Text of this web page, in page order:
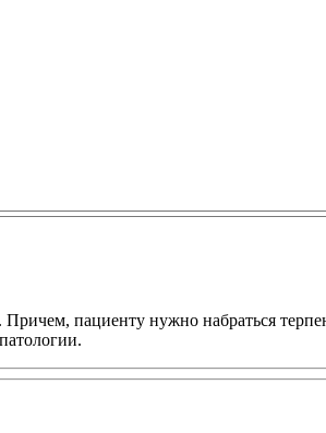
пациенту нужно набраться